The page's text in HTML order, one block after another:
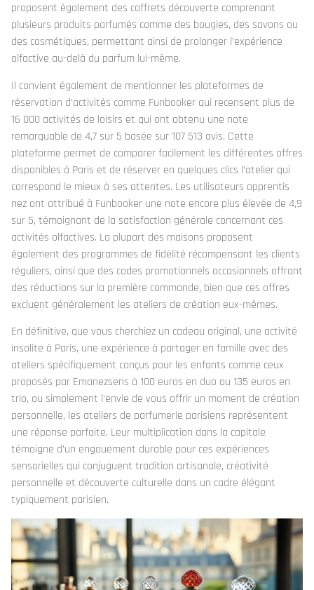
proposent également des coffrets découverte comprenant
plusieurs produits parfumés comme des bougies, des savons ou
des cosmétiques, permettant ainsi de prolonger l’expérience
olfactive au-delà du parfum lui-même.
Il convient également de mentionner les plateformes de
réservation d’activités comme Funbooker qui recensent plus de
16 000 activités de loisirs et qui ont obtenu une note
remarquable de 4,7 sur 5 basée sur 107 513 avis. Cette
plateforme permet de comparer facilement les différentes offres
disponibles à Paris et de réserver en quelques clics l’atelier qui
correspond le mieux à ses attentes. Les utilisateurs apprentis
nez ont attribué à Funbooker une note encore plus élevée de 4,9
sur 5, témoignant de la satisfaction générale concernant ces
activités olfactives. La plupart des maisons proposent
également des programmes de fidélité récompensant les clients
réguliers, ainsi que des codes promotionnels occasionnels offrant
des réductions sur la première commande, bien que ces offres
excluent généralement les ateliers de création eux-mêmes.
En définitive, que vous cherchiez un cadeau original, une activité
insolite à Paris, une expérience à partager en famille avec des
ateliers spécifiquement conçus pour les enfants comme ceux
proposés par Emanezsens à 100 euros en duo ou 135 euros en
trio, ou simplement l’envie de vous offrir un moment de création
personnelle, les ateliers de parfumerie parisiens représentent
une réponse parfaite. Leur multiplication dans la capitale
témoigne d’un engouement durable pour ces expériences
sensorielles qui conjuguent tradition artisanale, créativité
personnelle et découverte culturelle dans un cadre élégant
typiquement parisien.